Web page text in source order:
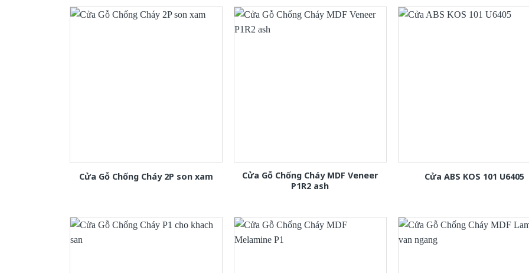
Cửa Gỗ Chống Cháy 2P son xam
Cửa Gỗ Chống Cháy MDF Veneer
P1R2 ash
Cửa ABS KOS 101 U6405